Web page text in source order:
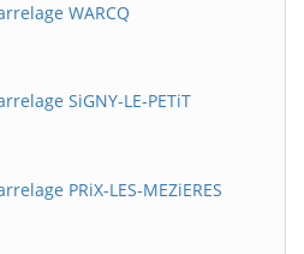
WARCQ
SiGNY-LE-PETiT
PRiX-LES-MEZiERES